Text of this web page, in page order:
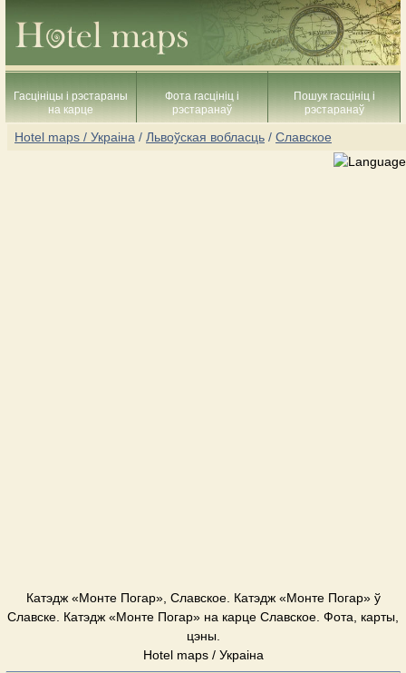
Гасцініцы і рэстараны
на карце
Фота гасцініц і
рэстаранаў
Пошук гасцініц і
рэстаранаў
Hotel maps / Украіна / Львоўская вобласць / Славское
Катэдж «Монте Погар», Славское. Катэдж «Монте Погар» ў
Славске. Катэдж «Монте Погар» на карце Славское. Фота, карты,
цэны.
Hotel maps / Украіна